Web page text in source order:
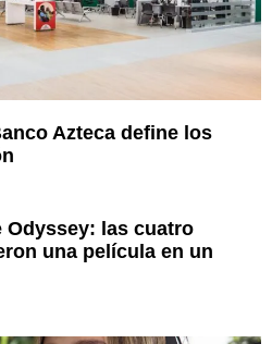
Azteca define los
Odyssey: las cuatro
una película en un